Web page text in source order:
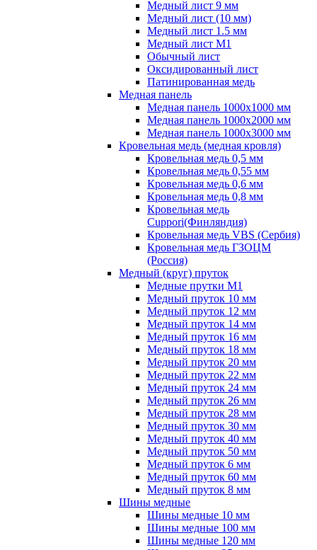
Медный лист 9 мм
Медный лист (10 мм)
Медный лист 1.5 мм
Медный лист М1
Обычный лист
Оксидированный лист
Патинированная медь
Медная панель
Медная панель 1000x1000 мм
Медная панель 1000x2000 мм
Медная панель 1000x3000 мм
Кровельная медь (медная кровля)
Кровельная медь 0,5 мм
Кровельная медь 0,55 мм
Кровельная медь 0,6 мм
Кровельная медь 0,8 мм
Кровельная медь
Cuppori(Финляндия)
Кровельная медь VBS (Сербия)
Кровельная медь ГЗОЦМ
(Россия)
Медный (круг) пруток
Медные прутки М1
Медный пруток 10 мм
Медный пруток 12 мм
Медный пруток 14 мм
Медный пруток 16 мм
Медный пруток 18 мм
Медный пруток 20 мм
Медный пруток 22 мм
Медный пруток 24 мм
Медный пруток 26 мм
Медный пруток 28 мм
Медный пруток 30 мм
Медный пруток 40 мм
Медный пруток 50 мм
Медный пруток 6 мм
Медный пруток 60 мм
Медный пруток 8 мм
Шины медные
Шины медные 10 мм
Шины медные 100 мм
Шины медные 120 мм